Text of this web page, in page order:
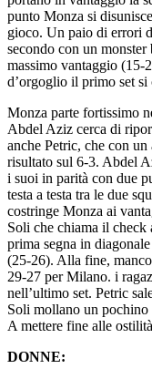
punto Monza si
gioco. Un paio di errori
secondo con un
massimo vantaggio (15-
d’orgoglio il primo set
Monza parte fortissimo
Abdel Aziz cerca di
anche Petric, che con
risultato sul 6-3. Abdel
i suoi in parità con due
testa a testa tra le due
costringe Monza ai
Soli che chiama il check
prima segna in
(25-26). Alla fine,
29-27 per Milano. i
nell’ultimo set. Petric
Soli mollano un
A mettere fine alle
DONNE: